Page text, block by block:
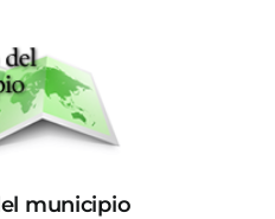
municipio